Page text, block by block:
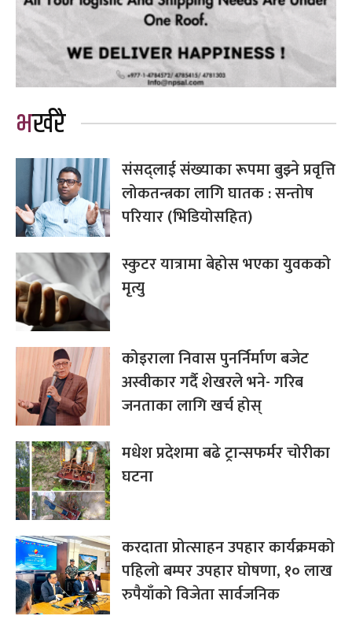
भर्खरै
संसद्लाई संख्याका रूपमा बुझ्ने प्रवृत्ति
लोकतन्त्रका लागि घातक : सन्तोष
परियार (भिडियोसहित)
स्कुटर यात्रामा बेहोस भएका युवकको
मृत्यु
कोइराला निवास पुनर्निर्माण बजेट
अस्वीकार गर्दै शेखरले भने- गरिब
जनताका लागि खर्च होस्
मधेश प्रदेशमा बढे ट्रान्सफर्मर चोरीका
घटना
करदाता प्रोत्साहन उपहार कार्यक्रमको
पहिलो बम्पर उपहार घोषणा, १० लाख
रुपैयाँको विजेता सार्वजनिक